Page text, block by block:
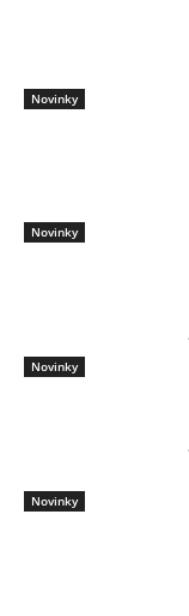
Novinky
Novinky
Novinky
Novinky